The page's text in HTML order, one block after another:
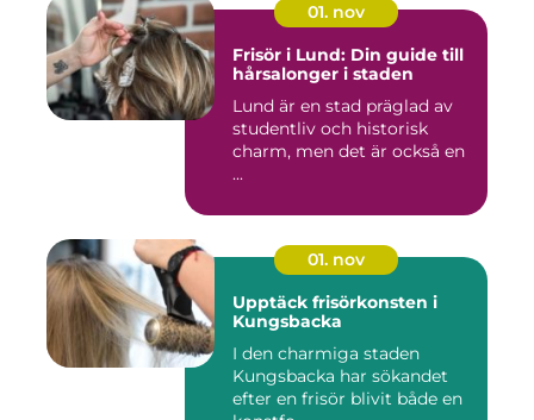
01. nov
Frisör i Lund: Din guide till
hårsalonger i staden
Lund är en stad präglad av
studentliv och historisk
charm, men det är också en
...
01. nov
Upptäck frisörkonsten i
Kungsbacka
I den charmiga staden
Kungsbacka har sökandet
efter en frisör blivit både en